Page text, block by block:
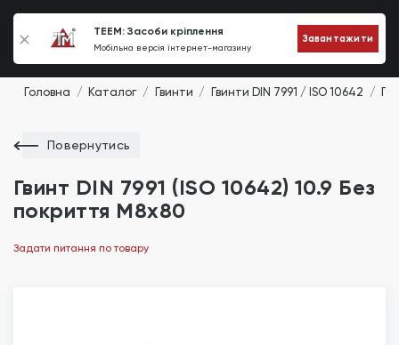
TEEM: Засоби кріплення
Мобільна версія інтернет-магазину
Завантажити
0
Головна Каталог Гвинти Гвинти DIN 7991 / ISO 10642
Повернутись
Гвинт DIN 7991 (ISO 10642) 10.9 Без
покриття М8х80
Задати питання по товару